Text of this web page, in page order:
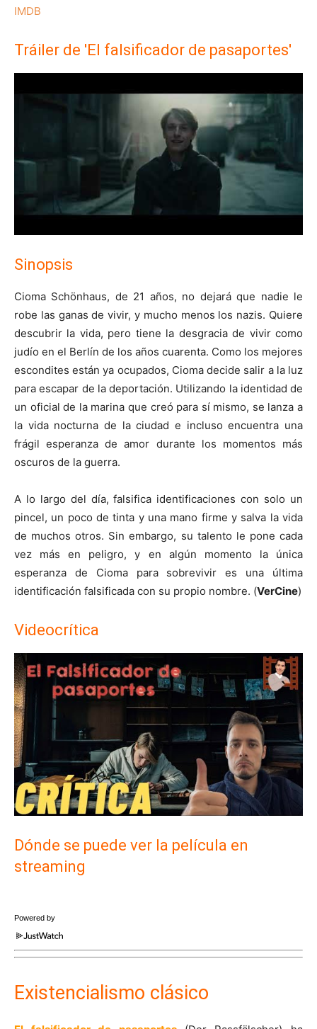
IMDB
Tráiler de 'El falsificador de pasaportes'
Sinopsis
Cioma Schönhaus, de 21 años, no dejará que nadie le
robe las ganas de vivir, y mucho menos los nazis. Quiere
descubrir la vida, pero tiene la desgracia de vivir como
judío en el Berlín de los años cuarenta. Como los mejores
escondites están ya ocupados, Cioma decide salir a la luz
para escapar de la deportación. Utilizando la identidad de
un oficial de la marina que creó para sí mismo, se lanza a
la vida nocturna de la ciudad e incluso encuentra una
frágil esperanza de amor durante los momentos más
oscuros de la guerra.
A lo largo del día, falsifica identificaciones con solo un
pincel, un poco de tinta y una mano firme y salva la vida
de muchos otros. Sin embargo, su talento le pone cada
vez más en peligro, y en algún momento la única
esperanza de Cioma para sobrevivir es una última
identificación falsificada con su propio nombre. (VerCine)
Videocrítica
Dónde se puede ver la película en
streaming
Powered by
Existencialismo clásico